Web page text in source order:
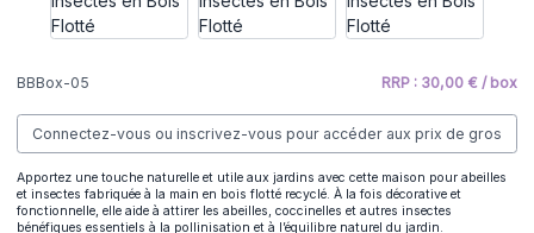
BBBox-05 RRP : 30,00 € / box
Connectez-vous ou inscrivez-vous pour accéder aux prix de gros
Apportez une touche naturelle et utile aux jardins avec cette maison pour abeilles
et insectes fabriquée à la main en bois flotté recyclé. À la fois décorative et
fonctionnelle, elle aide à attirer les abeilles, coccinelles et autres insectes
bénéfiques essentiels à la pollinisation et à l’équilibre naturel du jardin.